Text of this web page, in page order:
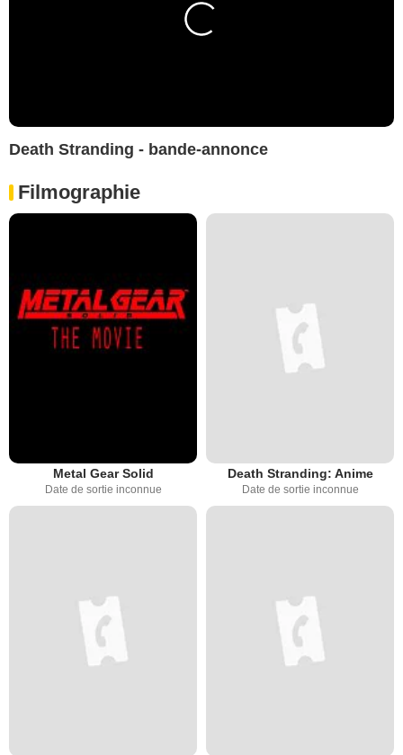
Death Stranding - bande-annonce
Filmographie
Metal Gear Solid
Date de sortie inconnue
Death Stranding: Anime
Date de sortie inconnue